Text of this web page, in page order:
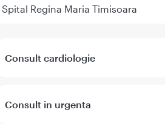
Consult cardiologie
Consult in urgenta